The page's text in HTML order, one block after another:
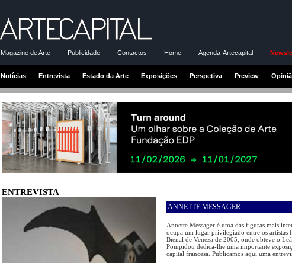
Magazine de Arte Publicidade Contactos Home Agenda-Artecapital
Notícias Entrevista Estado da Arte Exposições Perspetiva Preview
ENTREVISTA
ANNETTE MESSAGER
Annette Messager é uma das figuras mais
ocupa um lugar privilegiado entre os artistas
Bienal de Veneza de 2005, onde obteve o
Pompidou dedica-lhe uma importante
capital francesa. Publicamos aqui uma